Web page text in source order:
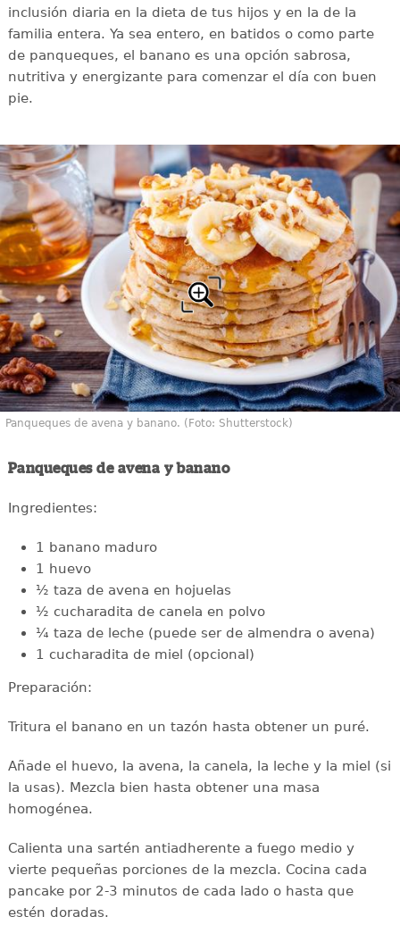
inclusión diaria en la dieta de tus hijos y en la de la
familia entera. Ya sea entero, en batidos o como parte
de panqueques, el banano es una opción sabrosa,
nutritiva y energizante para comenzar el día con buen
pie.
Panqueques de avena y banano. (Foto: Shutterstock)
Panqueques de avena y banano
Ingredientes:
1 banano maduro
1 huevo
½ taza de avena en hojuelas
½ cucharadita de canela en polvo
¼ taza de leche (puede ser de almendra o avena)
1 cucharadita de miel (opcional)
Preparación:
Tritura el banano en un tazón hasta obtener un puré.
Añade el huevo, la avena, la canela, la leche y la miel (si
la usas). Mezcla bien hasta obtener una masa
homogénea.
Calienta una sartén antiadherente a fuego medio y
vierte pequeñas porciones de la mezcla. Cocina cada
pancake por 2-3 minutos de cada lado o hasta que
estén doradas.